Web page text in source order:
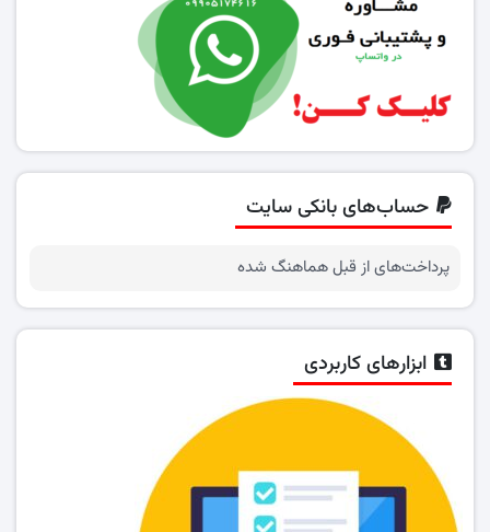
حساب‌های بانکی سایت
پرداخت‌های از قبل هماهنگ شده
ابزارهای کاربردی